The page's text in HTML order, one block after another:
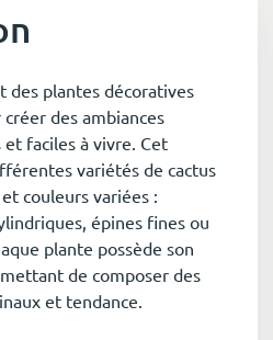
des plantes décoratives
des ambiances
faciles à vivre. Cet
variétés de cactus
couleurs variées :
épines fines ou
plante possède son
de composer des
et tendance.